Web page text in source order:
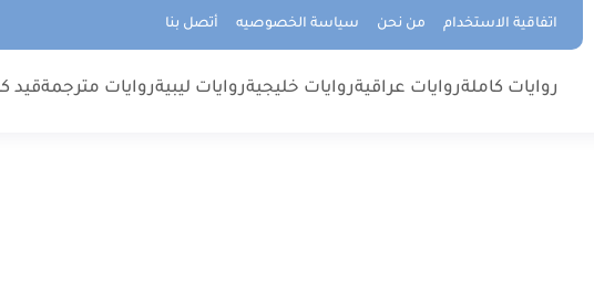
اتفاقية الاستخدام من نحن سياسة الخصوصيه أتصل بنا
روايات كاملةروايات عراقيةروايات خليجيةروايات ليبيةروايات مترجمةقيد